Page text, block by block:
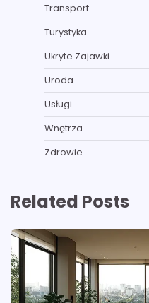
Transport
Turystyka
Ukryte Zajawki
Uroda
Usługi
Wnętrza
Zdrowie
Related Posts